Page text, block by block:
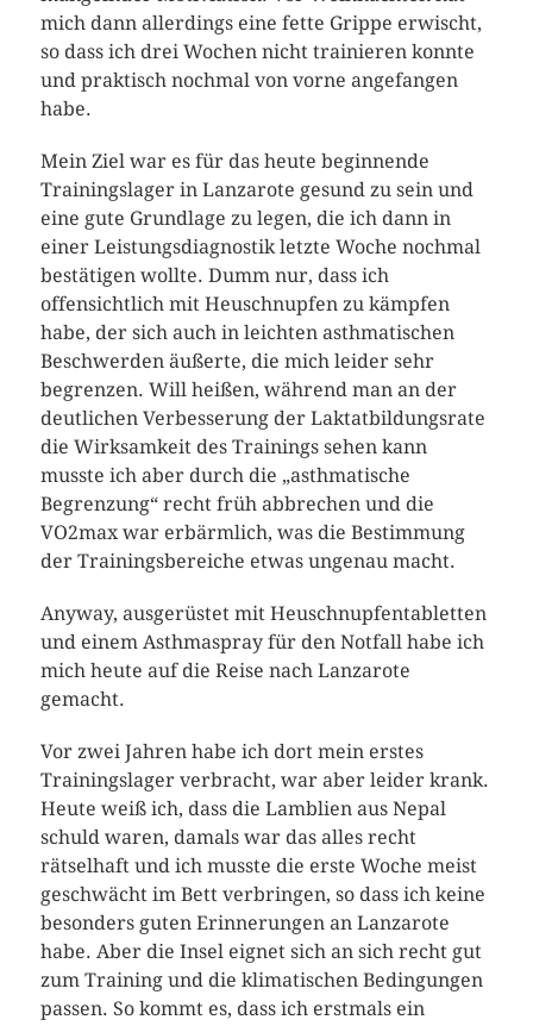
mich dann allerdings eine fette Grippe erwischt,
so dass ich drei Wochen nicht trainieren konnte
und praktisch nochmal von vorne angefangen
habe.
Mein Ziel war es für das heute beginnende
Trainingslager in Lanzarote gesund zu sein und
eine gute Grundlage zu legen, die ich dann in
einer Leistungsdiagnostik letzte Woche nochmal
bestätigen wollte. Dumm nur, dass ich
offensichtlich mit Heuschnupfen zu kämpfen
habe, der sich auch in leichten asthmatischen
Beschwerden äußerte, die mich leider sehr
begrenzen. Will heißen, während man an der
deutlichen Verbesserung der Laktatbildungsrate
die Wirksamkeit des Trainings sehen kann
musste ich aber durch die „asthmatische
Begrenzung“ recht früh abbrechen und die
VO2max war erbärmlich, was die Bestimmung
der Trainingsbereiche etwas ungenau macht.
Anyway, ausgerüstet mit Heuschnupfentabletten
und einem Asthmaspray für den Notfall habe ich
mich heute auf die Reise nach Lanzarote
gemacht.
Vor zwei Jahren habe ich dort mein erstes
Trainingslager verbracht, war aber leider krank.
Heute weiß ich, dass die Lamblien aus Nepal
schuld waren, damals war das alles recht
rätselhaft und ich musste die erste Woche meist
geschwächt im Bett verbringen, so dass ich keine
besonders guten Erinnerungen an Lanzarote
habe. Aber die Insel eignet sich an sich recht gut
zum Training und die klimatischen Bedingungen
passen. So kommt es, dass ich erstmals ein